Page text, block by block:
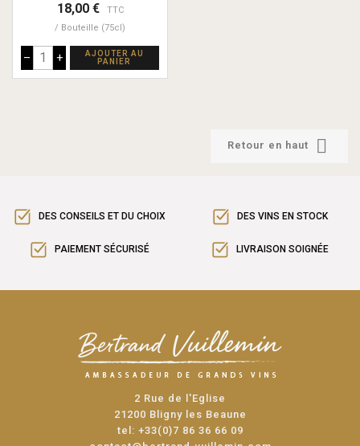
18,00 €
TTC
Bouteille (75cl)
– +
AJOUTER AU
PANIER
Retour en haut 
DES CONSEILS ET DU CHOIX DES VINS EN STOCK
PAIEMENT SÉCURISÉ LIVRAISON SOIGNÉE
2 Rue de l'Eglise
21200 Bligny les Beaune
tel: +33(0)7 86 36 66 09